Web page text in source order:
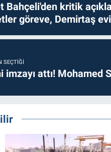
Bahçeli'den kritik
göreve, Demirtaş
SEÇTIĞI
imzayı attı! Mohamed